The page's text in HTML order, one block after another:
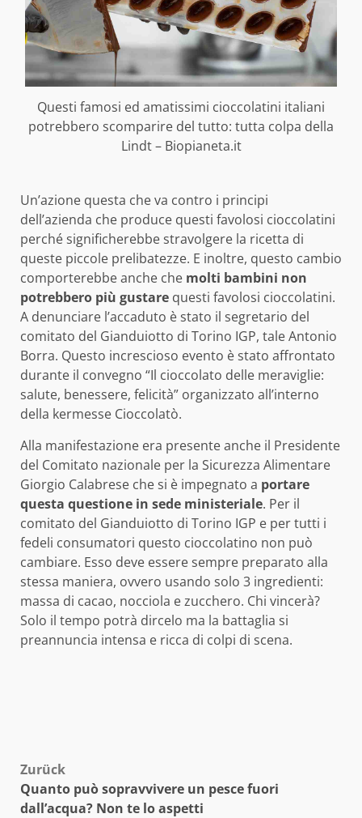
Questi famosi ed amatissimi cioccolatini italiani
potrebbero scomparire del tutto: tutta colpa della
Lindt – Biopianeta.it
Un’azione questa che va contro i principi
dell’azienda che produce questi favolosi cioccolatini
perché significherebbe stravolgere la ricetta di
queste piccole prelibatezze. E inoltre, questo cambio
comporterebbe anche che molti bambini non
potrebbero più gustare questi favolosi cioccolatini.
A denunciare l’accaduto è stato il segretario del
comitato del Gianduiotto di Torino IGP, tale Antonio
Borra. Questo increscioso evento è stato affrontato
durante il convegno “Il cioccolato delle meraviglie:
salute, benessere, felicità” organizzato all’interno
della kermesse Cioccolatò.
Alla manifestazione era presente anche il Presidente
del Comitato nazionale per la Sicurezza Alimentare
Giorgio Calabrese che si è impegnato a portare
questa questione in sede ministeriale. Per il
comitato del Gianduiotto di Torino IGP e per tutti i
fedeli consumatori questo cioccolatino non può
cambiare. Esso deve essere sempre preparato alla
stessa maniera, ovvero usando solo 3 ingredienti:
massa di cacao, nocciola e zucchero. Chi vincerà?
Solo il tempo potrà dircelo ma la battaglia si
preannuncia intensa e ricca di colpi di scena.
Beitragsnavigation
Zurück
Quanto può sopravvivere un pesce fuori
dall’acqua? Non te lo aspetti